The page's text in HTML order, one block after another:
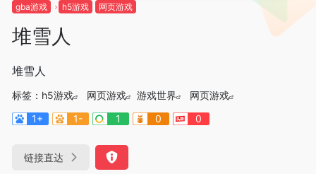
gba游戏 h5游戏 网页游戏
堆雪人
堆雪人
标签： h5游戏 网页游戏 游戏世界
网页游戏
1+
1- 1 0 0
链接直达